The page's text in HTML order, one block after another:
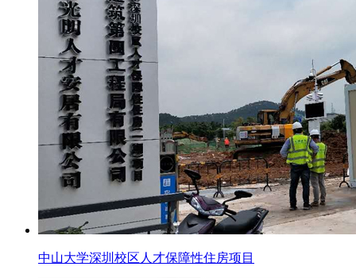
中山大学深圳校区人才保障性住房项目